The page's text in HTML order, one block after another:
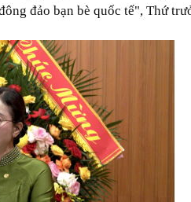
đảo bạn bè quốc tế", Thứ